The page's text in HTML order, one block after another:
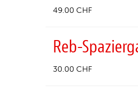
49.00 CHF
Reb-
30.00 CHF